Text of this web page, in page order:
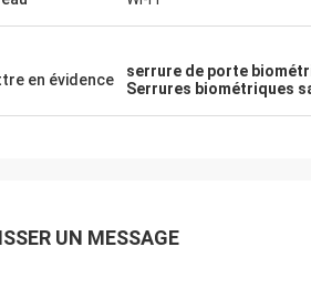
en évidence serrure de porte
Serrures biométriques
UN MESSAGE